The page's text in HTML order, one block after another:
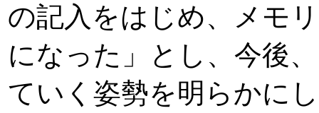
の記入をはじめ、メモ
になった」とし、今後
ていく姿勢を明らかに